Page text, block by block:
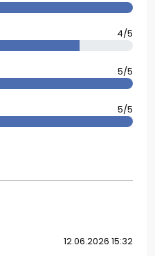
4/5
5/5
5/5
12.06.2026 15:32